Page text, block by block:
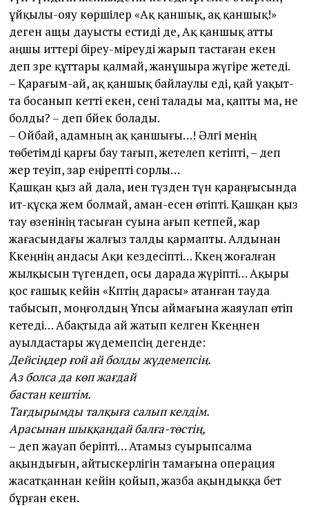
ұйқылы-ояу көршілер «Ақ қаншық, ақ қаншық!»
деген ащы дауысты естиді де, Ақ қаншық ат­ты
аңшы ит­тері біреу-міреуді жарып тастаған екен
деп зәре құт­тары қалмай, жанұшыра жүгіре жетеді.
– Қарағым-ай, ақ қаншық байлаулы еді, қай уақыт­
та босанып кет­ті екен, сені талады ма, қапты ма, не
болды? – деп бәйек болады.
– Ойбай, адамның ақ қаншығы…! Әлгі менің
төбетімді қарғы бау тағып, жетелеп кетіпті, – деп
жер теуіп, зар еңірепті сорлы…
Қашқан қыз ай дала, иен түзден түн қараңғысында
ит-құсқа жем болмай, аман-есен өтіпті. Қашқан қыз
тау өзенінің тасыған суына ағып кетпей, жар
жағасындағы жалғыз талды қармапты. Алдынан
Кәкеңнің андасы Ақи кез­десіпті… Кәкең жоғалған
жылқысын түгендеп, осы дарада жүріпті… Ақыры
қос ғашық кейін «Кәптің дарасы» атан­ған тауда
табысып, моңғолдың Ұпсы аймағына жаяулап өтіп
кетеді… Абақтыда ай жатып келген Кәкеңнен
ауылдастары жүдемепсің дегенде:
Дейсіңдер ғой ай болды жүдемепсің.
Аз болса да көп жағдай
бастан кештім.
Тағдырымды талқыға салып келдім.
Арасынан шыққандай балға-төстің,
– деп жауап беріпті… Атамыз суырыпсалма
ақындығын, айтыскерлігін тамағына операция
жасатқаннан кейін қойып, жазба ақындыққа бет
бұрған екен.